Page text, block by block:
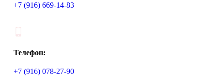
+7 (916) 669-14-83
Телефон:
+7 (916) 078-27-90